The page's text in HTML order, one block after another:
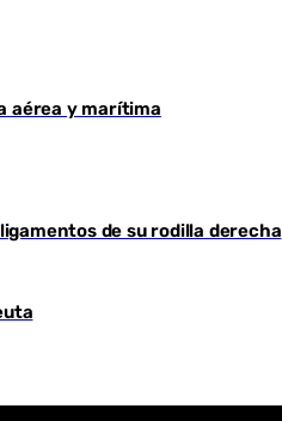
aérea y marítima
de su rodilla derecha